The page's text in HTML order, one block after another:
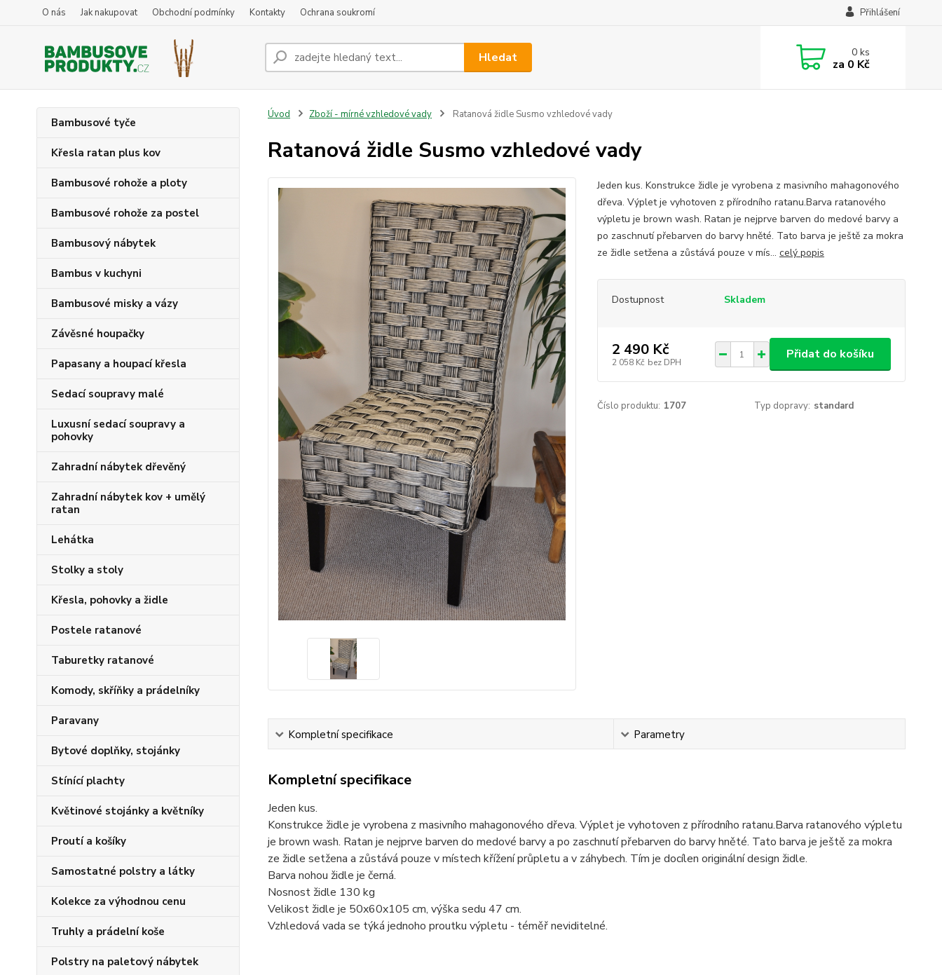
O nás Jak nakupovat Obchodní podmínky Kontakty Ochrana soukromí Přihlášení
Hledat 0ks
za 0 Kč
Bambusové tyče
Křesla ratan plus kov
Bambusové rohože a ploty
Bambusové rohože za postel
Bambusový nábytek
Bambus v kuchyni
Bambusové misky a vázy
Závěsné houpačky
Papasany a houpací křesla
Sedací soupravy malé
Luxusní sedací soupravy a
pohovky
Zahradní nábytek dřevěný
Zahradní nábytek kov + umělý
ratan
Lehátka
Stolky a stoly
Křesla, pohovky a židle
Postele ratanové
Taburetky ratanové
Komody, skříňky a prádelníky
Paravany
Bytové doplňky, stojánky
Stínící plachty
Květinové stojánky a květníky
Proutí a košíky
Samostatné polstry a látky
Kolekce za výhodnou cenu
Truhly a prádelní koše
Polstry na paletový nábytek
Úvod Zboží - mírné vzhledové vady Ratanová židle Susmo vzhledové vady
Ratanová židle Susmo vzhledové vady
Jeden kus. Konstrukce židle je vyrobena z masivního mahagonového
dřeva. Výplet je vyhotoven z přírodního ratanu.Barva ratanového
výpletu je brown wash. Ratan je nejprve barven do medové barvy a
po zaschnutí přebarven do barvy hněté. Tato barva je ještě za mokra
ze židle setžena a zůstává pouze v mís... celý popis
Dostupnost Skladem
2 490 Kč
2 058 Kč bez DPH
Přidat do košíku
Číslo produktu: 1707 Typ dopravy: standard
Kompletní specifikace Parametry
Kompletní specifikace
Jeden kus.
Konstrukce židle je vyrobena z masivního mahagonového dřeva. Výplet je vyhotoven z přírodního ratanu.Barva ratanového výpletu
je brown wash. Ratan je nejprve barven do medové barvy a po zaschnutí přebarven do barvy hněté. Tato barva je ještě za mokra
ze židle setžena a zůstává pouze v místech křížení průpletu a v záhybech. Tím je docílen originální design židle.
Barva nohou židle je černá.
Nosnost židle 130 kg
Velikost židle je 50x60x105 cm, výška sedu 47 cm.
Vzhledová vada se týká jednoho proutku výpletu - téměř neviditelné.